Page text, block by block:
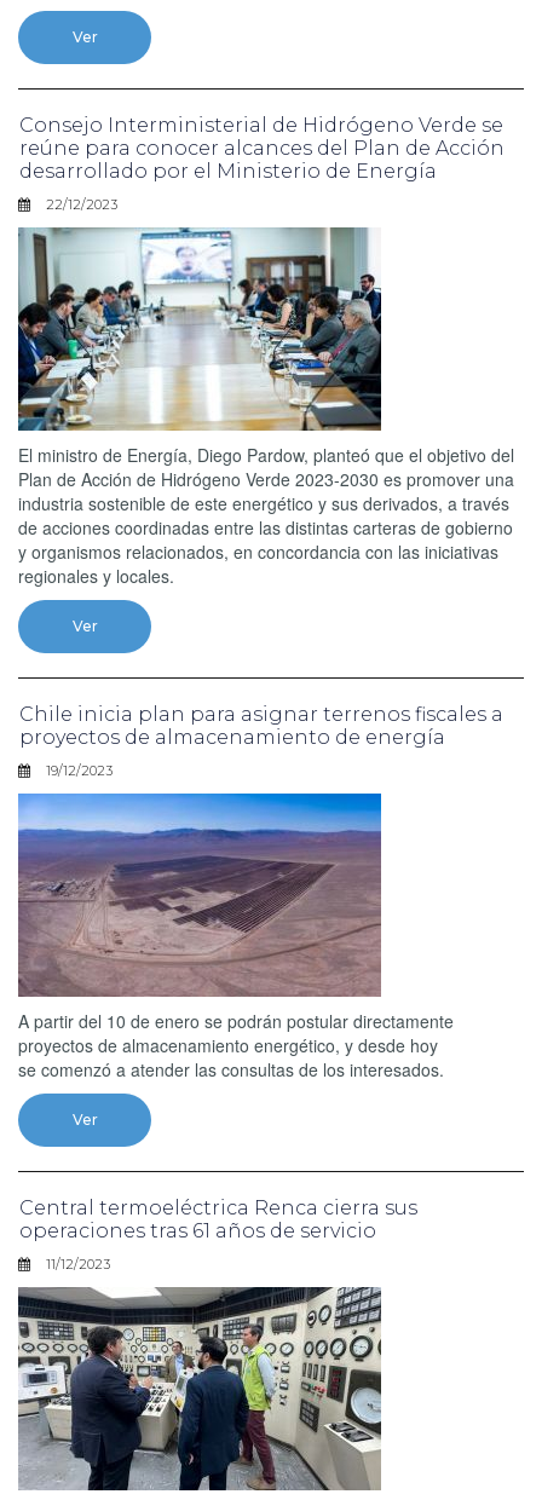
Ver
Consejo Interministerial de Hidrógeno Verde se
reúne para conocer alcances del Plan de Acción
desarrollado por el Ministerio de Energía
22/12/2023
El ministro de Energía, Diego Pardow, planteó que el objetivo del
Plan de Acción de Hidrógeno Verde 2023-2030 es promover una
industria sostenible de este energético y sus derivados, a través
de acciones coordinadas entre las distintas carteras de gobierno
y organismos relacionados, en concordancia con las iniciativas
regionales y locales.
Ver
Chile inicia plan para asignar terrenos fiscales a
proyectos de almacenamiento de energía
19/12/2023
A partir del 10 de enero se podrán postular directamente
proyectos de almacenamiento energético, y desde hoy
se comenzó a atender las consultas de los interesados.
Ver
Central termoeléctrica Renca cierra sus
operaciones tras 61 años de servicio
11/12/2023